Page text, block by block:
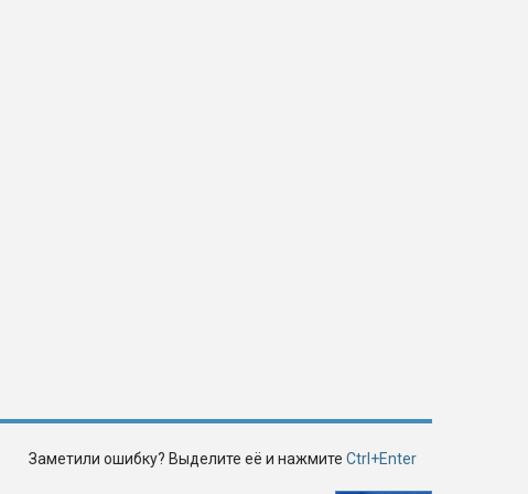
Заметили ошибку? Выделите её и нажмите Ctrl+Enter